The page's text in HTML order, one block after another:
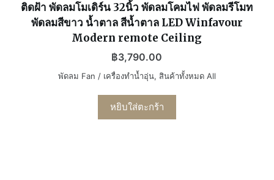
ติดฝ้า พัดลมโมเดิร์น 32นิ้ว พัดลมโคมไฟ พัดลมรีโมท
พัดลมสีขาว น้ำตาล สีน้ำตาล LED Winfavour
Modern remote Ceiling
฿3,790.00
พัดลม Fan / เครื่องทำน้ำอุ่น, สินค้าทั้งหมด All
หยิบใส่ตะกร้า